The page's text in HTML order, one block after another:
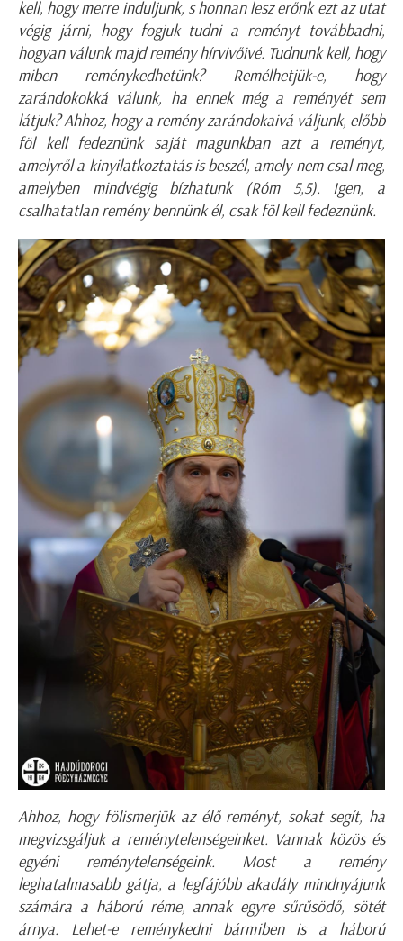
kell, hogy merre induljunk, s honnan lesz erőnk ezt az utat
végig járni, hogy fogjuk tudni a reményt továbbadni,
hogyan válunk majd remény hírvivőivé. Tudnunk kell, hogy
miben reménykedhetünk? Remélhetjük-e, hogy
zarándokokká válunk, ha ennek még a reményét sem
látjuk? Ahhoz, hogy a remény zarándokaivá váljunk, előbb
föl kell fedeznünk saját magunkban azt a reményt,
amelyről a kinyilatkoztatás is beszél, amely nem csal meg,
amelyben mindvégig bízhatunk (Róm 5,5). Igen, a
csalhatatlan remény bennünk él, csak föl kell fedeznünk.
Ahhoz, hogy fölismerjük az élő reményt, sokat segít, ha
megvizsgáljuk a reménytelenségeinket. Vannak közös és
egyéni reménytelenségeink. Most a remény
leghatalmasabb gátja, a legfájóbb akadály mindnyájunk
számára a háború réme, annak egyre sűrűsödő, sötét
árnya. Lehet-e reménykedni bármiben is a háború